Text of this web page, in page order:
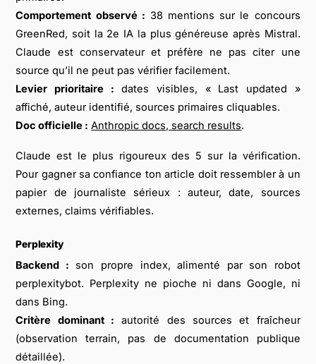
Comportement observé : 38 mentions sur le concours
GreenRed, soit la 2e IA la plus généreuse après Mistral.
Claude est conservateur et préfère ne pas citer une
source qu’il ne peut pas vérifier facilement.
Levier prioritaire : dates visibles, « Last updated »
affiché, auteur identifié, sources primaires cliquables.
Doc officielle : Anthropic docs, search results.
Claude est le plus rigoureux des 5 sur la vérification.
Pour gagner sa confiance ton article doit ressembler à un
papier de journaliste sérieux : auteur, date, sources
externes, claims vérifiables.
Perplexity
Backend : son propre index, alimenté par son robot
perplexitybot. Perplexity ne pioche ni dans Google, ni
dans Bing.
Critère dominant : autorité des sources et fraîcheur
(observation terrain, pas de documentation publique
détaillée).